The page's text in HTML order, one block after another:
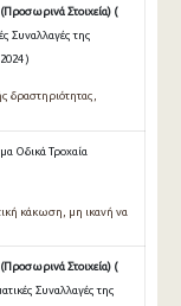
Στοιχεία) (
Συναλλαγές της
)
δραστηριότητας,
Οδικά Τροχαία
κάκωση, μη ικανή να
Στοιχεία) (
Συναλλαγές της